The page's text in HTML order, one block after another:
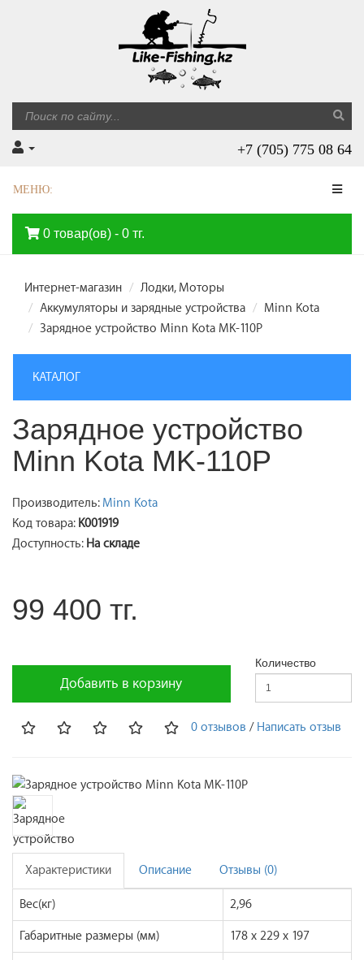
+7 (705) 775 08 64
МЕНЮ:
0 товар(ов) - 0 тг.
Интернет-магазин
Лодки, Моторы
Аккумуляторы и зарядные устройства
Minn Kota
Зарядное устройство Minn Kota MK-110P
КАТАЛОГ
Зарядное устройство
Minn Kota MK-110P
Производитель: Minn Kota
Код товара: K001919
Доступность: На складе
99 400 тг.
Добавить в корзину
Количество
0 отзывов / Написать отзыв
Характеристики Описание Отзывы (0)
Вес(кг) 2,96
Габаритные размеры (мм) 178 х 229 х 197